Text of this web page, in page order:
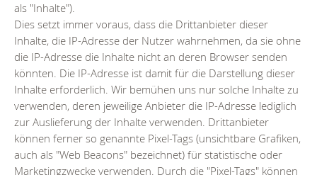
als "Inhalte").
Dies setzt immer voraus, dass die Drittanbieter dieser
Inhalte, die IP-Adresse der Nutzer wahrnehmen, da sie ohne
die IP-Adresse die Inhalte nicht an deren Browser senden
könnten. Die IP-Adresse ist damit für die Darstellung dieser
Inhalte erforderlich. Wir bemühen uns nur solche Inhalte zu
verwenden, deren jeweilige Anbieter die IP-Adresse lediglich
zur Auslieferung der Inhalte verwenden. Drittanbieter
können ferner so genannte Pixel-Tags (unsichtbare Grafiken,
auch als "Web Beacons" bezeichnet) für statistische oder
Marketingzwecke verwenden. Durch die "Pixel-Tags" können